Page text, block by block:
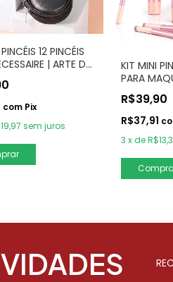
12 PINCÉIS
| ARTE DE
com Pix
sem juros
KIT MINI
PARA
NECESSARIE
R$39,90
R$37,91
3 xde